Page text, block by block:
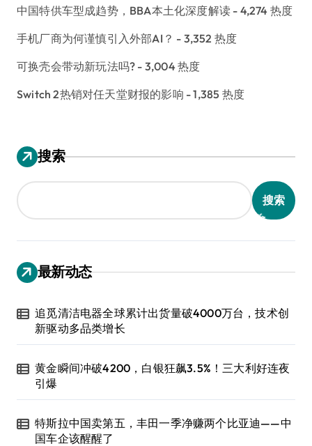
中国特供车型成趋势，BBA本土化深度解读 - 4,274 热度
手机厂商为何谨慎引入外部AI？ - 3,352 热度
可换壳会带动新玩法吗? - 3,004 热度
Switch 2热销对任天堂财报的影响 - 1,385 热度
搜索
搜索
最新动态
追觅清洁电器全球累计出货量破4000万台，技术创
新驱动多品类增长
黄金瞬间冲破4200，白银狂飙3.5%！三大利好连夜
引爆
特斯拉中国卖第五，丰田一季净赚两个比亚迪——中
国车企该醒醒了